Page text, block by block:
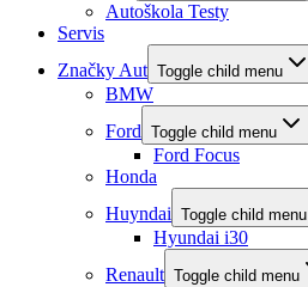
Autoškola Testy
Servis
Značky Aut Toggle child menu
BMW
Ford Toggle child menu
Ford Focus
Honda
Huyndai Toggle child menu
Hyundai i30
Renault Toggle child menu